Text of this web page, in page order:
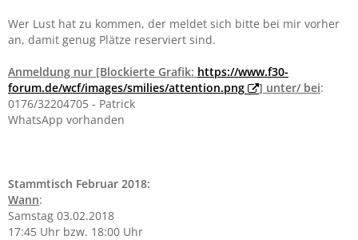
Wer Lust hat zu kommen, der meldet sich bitte bei mir vorher
an, damit genug Plätze reserviert sind.
Anmeldung nur [Blockierte Grafik: https://www.f30-
forum.de/wcf/images/smilies/attention.png
] unter/ bei:
0176/32204705 - Patrick
WhatsApp vorhanden
Stammtisch Februar 2018:
Wann:
Samstag 03.02.2018
17:45 Uhr bzw. 18:00 Uhr